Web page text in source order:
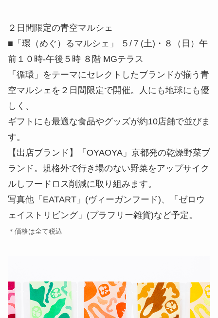
２日間限定の青空マルシェ
■「環（めぐ）るマルシェ」 ５/７(土)・８（日）午
前１０時‐午後５時 ８階 MGテラス
「循環」をテーマにセレクトしたブランドが揃う青
空マルシェを２日間限定で開催。人にも地球にも優
しく、
ギフトにも最適な食品やグッズが約10店舗で並びま
す。
【出店ブランド】「OYAOYA」京都発の乾燥野菜ブ
ランド。規格外で行き場のない野菜をアップサイク
ルしフードロス削減に取り組みます。
写真他「EATART」(ヴィーガンフード)、「ゼロウ
ェイストリビング」(プラフリー雑貨)など予定。
＊価格は全て税込